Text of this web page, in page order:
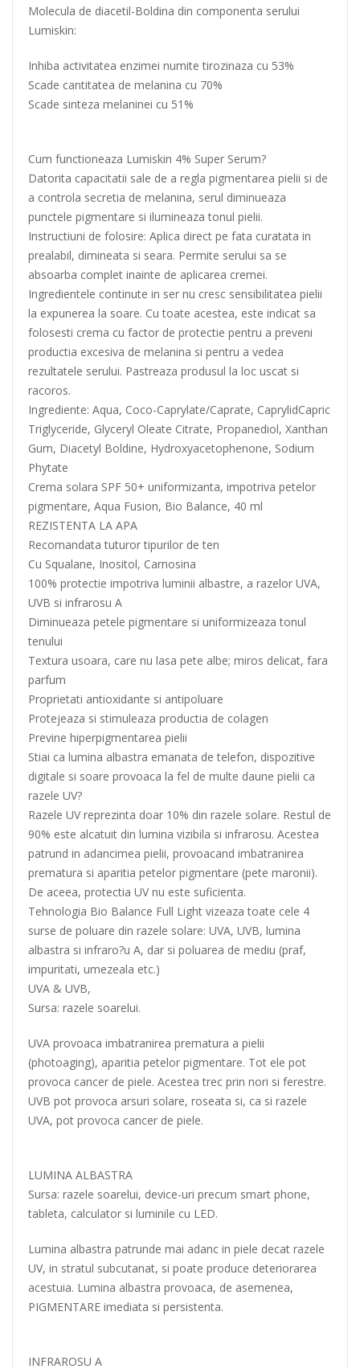
Molecula de diacetil-Boldina din componenta serului
Lumiskin:
Inhiba activitatea enzimei numite tirozinaza cu 53%
Scade cantitatea de melanina cu 70%
Scade sinteza melaninei cu 51%
Cum functioneaza Lumiskin 4% Super Serum?
Datorita capacitatii sale de a regla pigmentarea pielii si de
a controla secretia de melanina, serul diminueaza
punctele pigmentare si ilumineaza tonul pielii.
Instructiuni de folosire: Aplica direct pe fata curatata in
prealabil, dimineata si seara. Permite serului sa se
absoarba complet inainte de aplicarea cremei.
Ingredientele continute in ser nu cresc sensibilitatea pielii
la expunerea la soare. Cu toate acestea, este indicat sa
folosesti crema cu factor de protectie pentru a preveni
productia excesiva de melanina si pentru a vedea
rezultatele serului. Pastreaza produsul la loc uscat si
racoros.
Ingrediente: Aqua, Coco-Caprylate/Caprate, CaprylidCapric
Triglyceride, Glyceryl Oleate Citrate, Propanediol, Xanthan
Gum, Diacetyl Boldine, Hydroxyacetophenone, Sodium
Phytate
Crema solara SPF 50+ uniformizanta, impotriva petelor
pigmentare, Aqua Fusion, Bio Balance, 40 ml
REZISTENTA LA APA
Recomandata tuturor tipurilor de ten
Cu Squalane, Inositol, Carnosina
100% protectie impotriva luminii albastre, a razelor UVA,
UVB si infrarosu A
Diminueaza petele pigmentare si uniformizeaza tonul
tenului
Textura usoara, care nu lasa pete albe; miros delicat, fara
parfum
Proprietati antioxidante si antipoluare
Protejeaza si stimuleaza productia de colagen
Previne hiperpigmentarea pielii
Stiai ca lumina albastra emanata de telefon, dispozitive
digitale si soare provoaca la fel de multe daune pielii ca
razele UV?
Razele UV reprezinta doar 10% din razele solare. Restul de
90% este alcatuit din lumina vizibila si infrarosu. Acestea
patrund in adancimea pielii, provoacand imbatranirea
prematura si aparitia petelor pigmentare (pete maronii).
De aceea, protectia UV nu este suficienta.
Tehnologia Bio Balance Full Light vizeaza toate cele 4
surse de poluare din razele solare: UVA, UVB, lumina
albastra si infraro?u A, dar si poluarea de mediu (praf,
impuritati, umezeala etc.)
UVA & UVB,
Sursa: razele soarelui.
UVA provoaca imbatranirea prematura a pielii
(photoaging), aparitia petelor pigmentare. Tot ele pot
provoca cancer de piele. Acestea trec prin nori si ferestre.
UVB pot provoca arsuri solare, roseata si, ca si razele
UVA, pot provoca cancer de piele.
LUMINA ALBASTRA
Sursa: razele soarelui, device-uri precum smart phone,
tableta, calculator si luminile cu LED.
Lumina albastra patrunde mai adanc in piele decat razele
UV, in stratul subcutanat, si poate produce deteriorarea
acestuia. Lumina albastra provoaca, de asemenea,
PIGMENTARE imediata si persistenta.
INFRAROSU A